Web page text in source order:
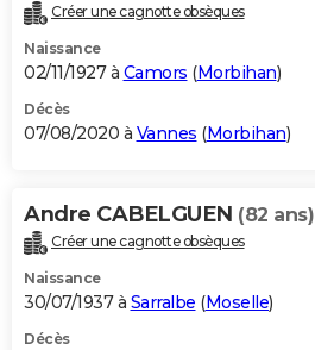
Créer une cagnotte obsèques
Naissance
02/11/1927 à Camors (Morbihan)
Décès
07/08/2020 à Vannes (Morbihan)
Andre CABELGUEN (82 ans)
Créer une cagnotte obsèques
Naissance
30/07/1937 à Sarralbe (Moselle)
Décès